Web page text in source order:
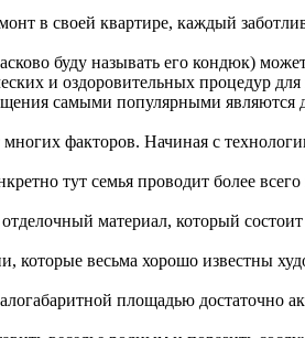
в своей квартире, каждый
буду называть его кондюк)
и оздоровительных процедур
самыми популярными
факторов. Начиная с
тут семья проводит более
материал, который
которые весьма хорошо известны
площадью достаточно